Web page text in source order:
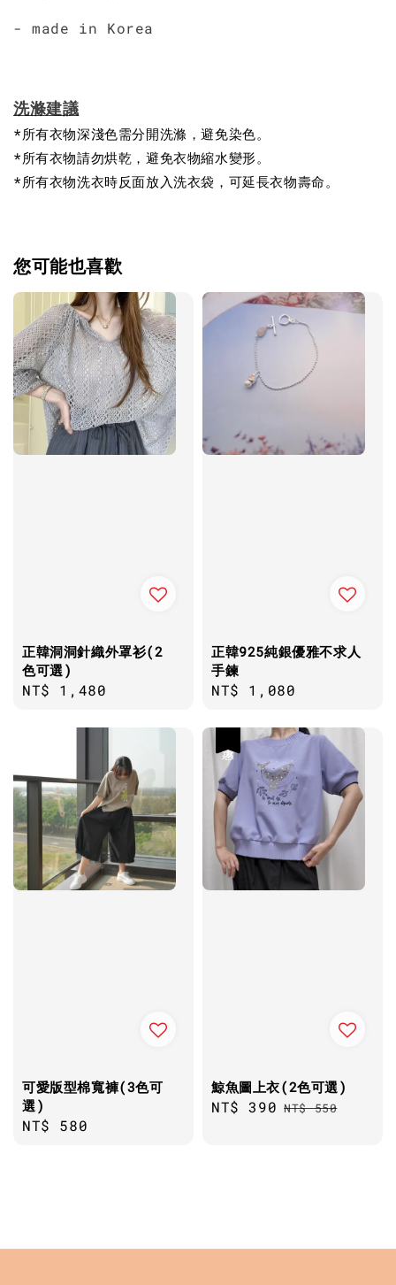
- made in Korea
洗滌建議
*所有衣物深淺色需分開洗滌，避免染色。
*所有衣物請勿烘乾，避免衣物縮水變形。
*所有衣物洗衣時反面放入洗衣袋，可延長衣物壽命。
您可能也喜歡
正韓洞洞針織外罩衫(2
色可選)
Regular
NT$ 1,480
正韓925純銀優雅不求人
手鍊
Regular
NT$ 1,080
可愛版型棉寬褲(3色可
選)
Regular
NT$ 580
鯨魚圖上衣(2色可選)
Sale
NT$ 390 Regular
NT$ 550